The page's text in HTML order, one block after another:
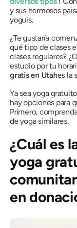
y sus hermosos
yoguis.
¿Te gustaría
qué tipo de clases
clases regulares?
estudio por tu
gratis en Utahes la
Ya sea yoga
hay opciones para
Primero,
de yoga similares.
¿Cuál es
yoga
en